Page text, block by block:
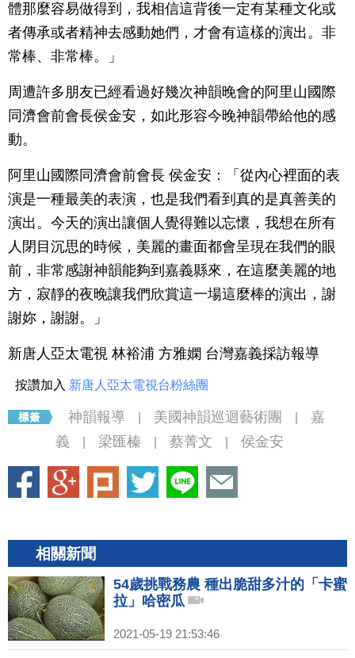
體那麼容易做得到，我相信這背後一定有某種文化或
者傳承或者精神去感動她們，才會有這樣的演出。非
常棒、非常棒。」
周遭許多朋友已經看過好幾次神韻晚會的阿里山國際
同濟會前會長侯金安，如此形容今晚神韻帶給他的感
動。
阿里山國際同濟會前會長 侯金安：「從內心裡面的表
演是一種最美的表演，也是我們看到真的是真善美的
演出。今天的演出讓個人覺得難以忘懷，我想在所有
人閉目沉思的時候，美麗的畫面都會呈現在我們的眼
前，非常感謝神韻能夠到嘉義縣來，在這麼美麗的地
方，寂靜的夜晚讓我們欣賞這一場這麼棒的演出，謝
謝妳，謝謝。」
新唐人亞太電視 林裕浦 方雅嫻 台灣嘉義採訪報導
按讚加入 新唐人亞太電視台粉絲團
神韻報導 美國神韻巡迴藝術團
嘉
義
梁匯榛 蔡菁文 侯金安
相關新聞
54歲挑戰務農 種出脆甜多汁的「卡蜜
拉」哈密瓜
2021-05-19 21:53:46